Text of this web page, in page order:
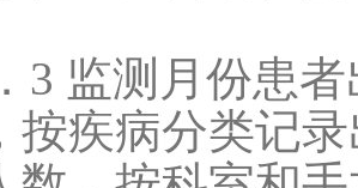
3 监测月份患
按疾病分类记